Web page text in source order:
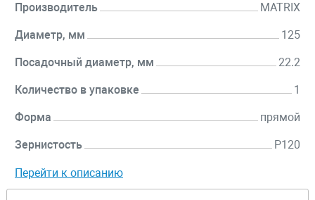
Производитель MATRIX
Диаметр, мм 125
Посадочный диаметр, мм 22.2
Количество в упаковке 1
Форма прямой
Зернистость P120
Перейти к описанию